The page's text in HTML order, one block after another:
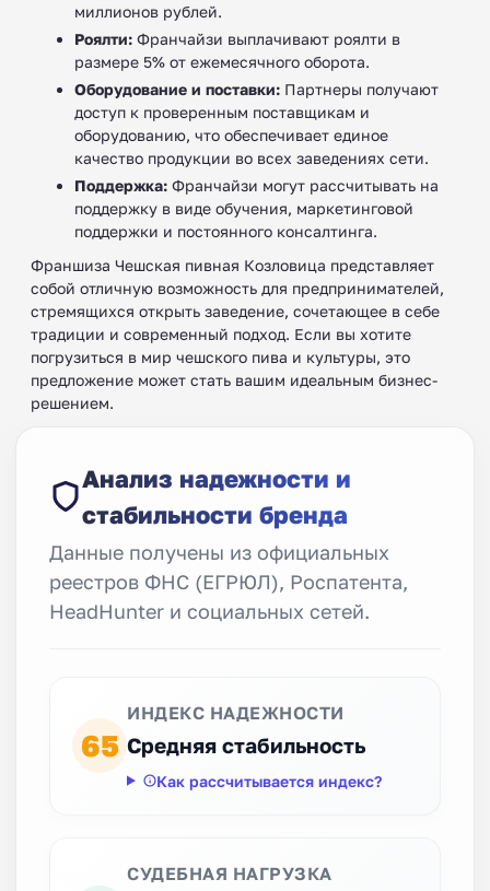
миллионов рублей.
Роялти: Франчайзи выплачивают роялти в
размере 5% от ежемесячного оборота.
Оборудование и поставки: Партнеры получают
доступ к проверенным поставщикам и
оборудованию, что обеспечивает единое
качество продукции во всех заведениях сети.
Поддержка: Франчайзи могут рассчитывать на
поддержку в виде обучения, маркетинговой
поддержки и постоянного консалтинга.
Франшиза Чешская пивная Козловица представляет
собой отличную возможность для предпринимателей,
стремящихся открыть заведение, сочетающее в себе
традиции и современный подход. Если вы хотите
погрузиться в мир чешского пива и культуры, это
предложение может стать вашим идеальным бизнес-
решением.
Анализ надежности и
стабильности бренда
Данные получены из официальных
реестров ФНС (ЕГРЮЛ), Роспатента,
HeadHunter и социальных сетей.
65
ИНДЕКС НАДЕЖНОСТИ
Средняя стабильность
Как рассчитывается индекс?
СУДЕБНАЯ НАГРУЗКА